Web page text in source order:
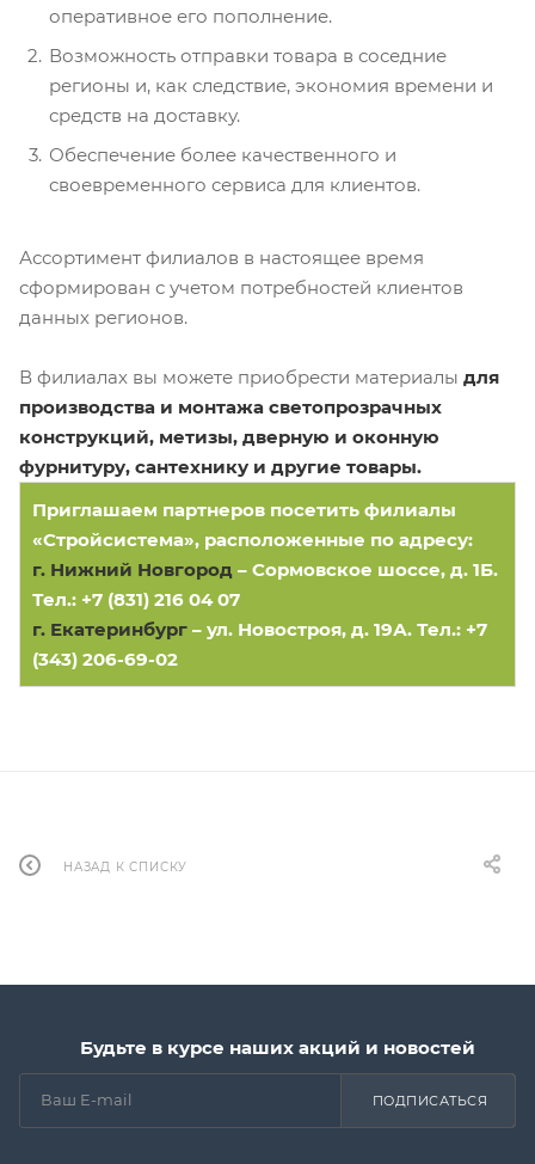
оперативное его пополнение.
Возможность отправки товара в соседние
регионы и, как следствие, экономия времени и
средств на доставку.
Обеспечение более качественного и
своевременного сервиса для клиентов.
Ассортимент филиалов в настоящее время
сформирован с учетом потребностей клиентов
данных регионов.
В филиалах вы можете приобрести материалы для
производства и монтажа светопрозрачных
конструкций, метизы, дверную и оконную
фурнитуру, сантехнику и другие товары.
Приглашаем партнеров посетить филиалы
«Стройсистема», расположенные по адресу:
г. Нижний Новгород – Сормовское шоссе, д. 1Б.
Тел.: +7 (831) 216 04 07
г. Екатеринбург – ул. Новостроя, д. 19А. Тел.: +7
(343) 206-69-02
НАЗАД К СПИСКУ
Будьте в курсе наших акций и новостей
ПОДПИСАТЬСЯ